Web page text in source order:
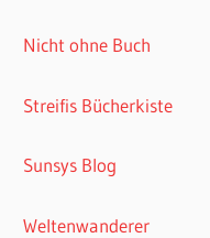
Nicht ohne Buch
Streifis Bücherkiste
Sunsys Blog
Weltenwanderer